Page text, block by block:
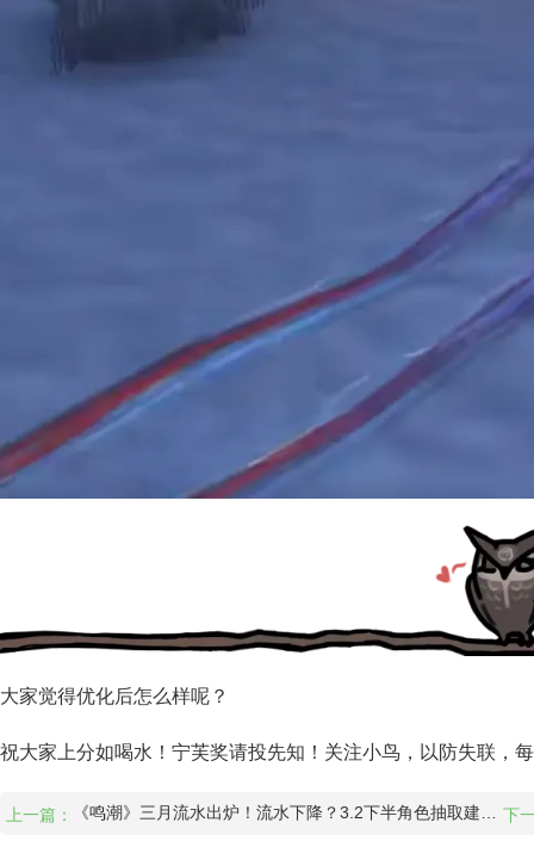
大家觉得优化后怎么样呢？
祝大家上分如喝水！宁芙奖请投先知！关注小鸟，以防失联，
上一篇： 下